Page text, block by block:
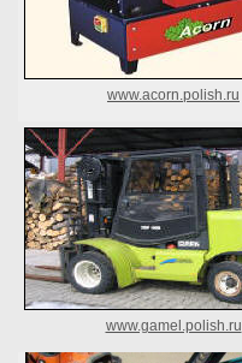
www.acorn.polish.ru
www.gamel.polish.ru